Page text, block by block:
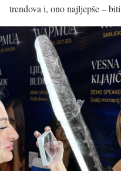
trendova i, ono najljepše –